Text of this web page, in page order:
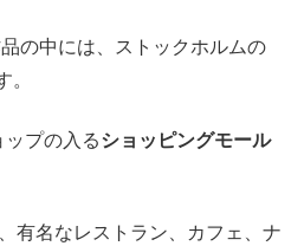
の中には、ストックホルムの
。
プの入るショッピングモール
有名なレストラン、カフェ、ナ